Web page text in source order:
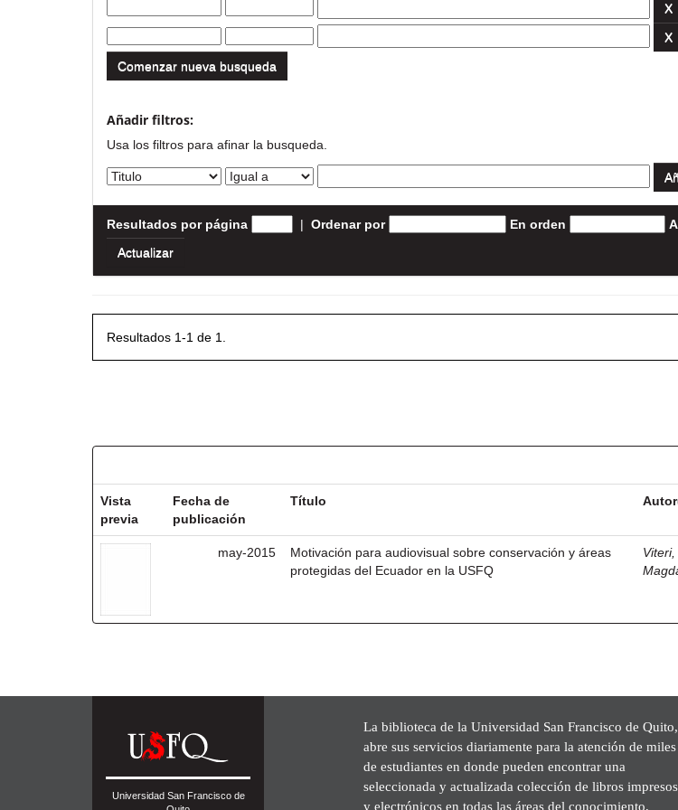
Comenzar nueva busqueda
Añadir filtros:
Usa los filtros para afinar la busqueda.
Resultados por página | Ordenar por En orden
Resultados 1-1 de 1.
Vista
previa
Fecha de
publicación
Título
may-2015
Motivación para audiovisual sobre conservación y áreas
protegidas del Ecuador en la USFQ
Viteri,
Universidad San Francisco de
La biblioteca de la Universidad San Francisco de Quito,
abre sus servicios diariamente para la atención de miles
de estudiantes en donde pueden encontrar una
seleccionada y actualizada colección de libros impresos
y electrónicos en todas las áreas del conocimiento,